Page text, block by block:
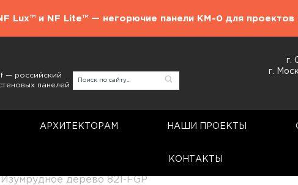
Lux™ и NF Lite™ — негорючие панели КМ-0 для проектов
— российский
панелей
г.
г.
АРХИТЕКТОРАМ НАШИ ПРОЕКТЫ
КОНТАКТЫ
Изумрудное дерево 821-FGP